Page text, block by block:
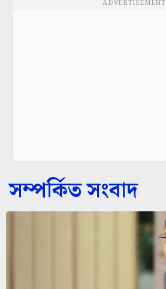
ADVERTISEMENT
সম্পর্কিত সংবাদ